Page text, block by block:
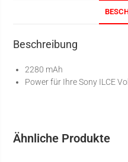
Beschreibung
2280 mAh
Power für Ihre Sony ILCE
Ähnliche Produkte